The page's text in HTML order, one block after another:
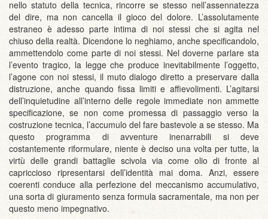
nello statuto della tecnica, rincorre se stesso nell’assennatezza
del dire, ma non cancella il gioco del dolore. L’assolutamente
estraneo è adesso parte intima di noi stessi che si agita nel
chiuso della realtà. Dicendone lo neghiamo, anche specificandolo,
ammettendolo come parte di noi stessi. Nel doverne parlare sta
l’evento tragico, la legge che produce inevitabilmente l’oggetto,
l’agone con noi stessi, il muto dialogo diretto a preservare dalla
distruzione, anche quando fissa limiti e affievolimenti. L’agitarsi
dell’inquietudine all’interno delle regole immediate non ammette
specificazione, se non come promessa di passaggio verso la
costruzione tecnica, l’accumulo del fare bastevole a se stesso. Ma
questo programma di avventure inenarrabili si deve
costantemente riformulare, niente è deciso una volta per tutte, la
virtù delle grandi battaglie scivola via come olio di fronte al
capriccioso ripresentarsi dell’identità mai doma. Anzi, essere
coerenti conduce alla perfezione del meccanismo accumulativo,
una sorta di giuramento senza formula sacramentale, ma non per
questo meno impegnativo.